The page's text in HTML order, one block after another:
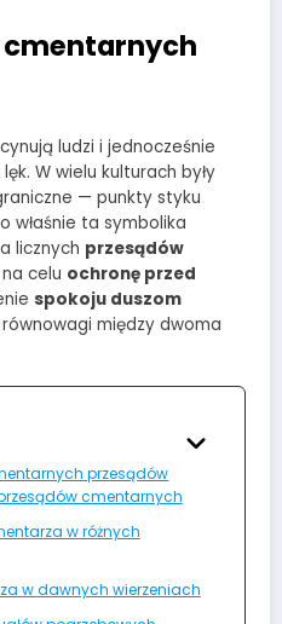
cmentarnych
ludzi i jednocześnie
W wielu kulturach były
— punkty styku
właśnie ta symbolika
licznych przesądów
celu ochronę przed
spokoju duszom
między dwoma
przesądów
cmentarnych
w różnych
w dawnych wierzeniach